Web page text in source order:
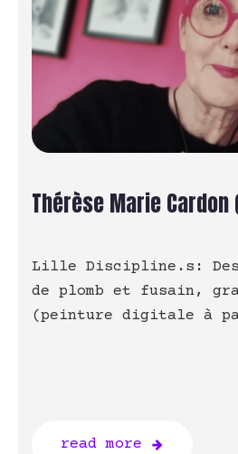
Thérèse Marie Cardon
Lille Discipline.s:
de plomb et fusain,
(peinture digitale à
read more